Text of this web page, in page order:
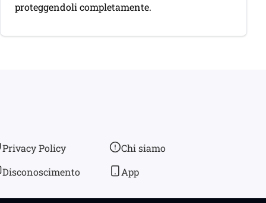
proteggendoli completamente.
Privacy Policy
Disconoscimento
Chi siamo
App